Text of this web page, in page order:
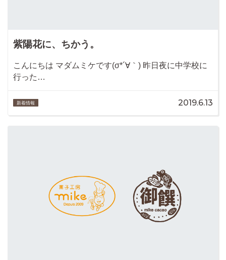
紫陽花に、ちかう。
こんにちは マダムミケです(σ*´∀｀) 昨日夜に中学校に
行った…
新着情報 2019.6.13